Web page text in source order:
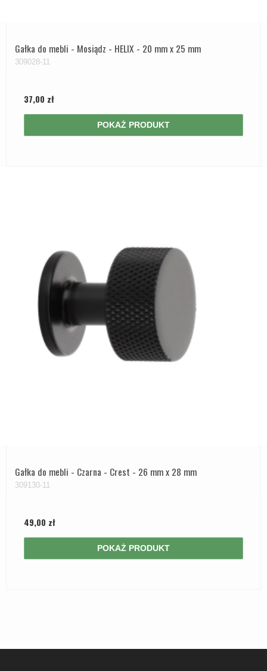
Gałka do mebli - Mosiądz - HELIX - 20 mm x 25 mm
309028-11
37,00 zł
POKAŻ PRODUKT
Gałka do mebli - Czarna - Crest - 26 mm x 28 mm
309130-11
49,00 zł
POKAŻ PRODUKT